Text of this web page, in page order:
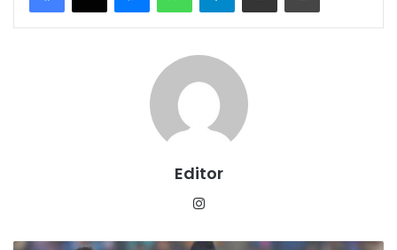
Editor